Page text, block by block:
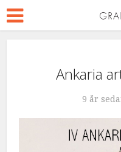
Ankaria
9 år